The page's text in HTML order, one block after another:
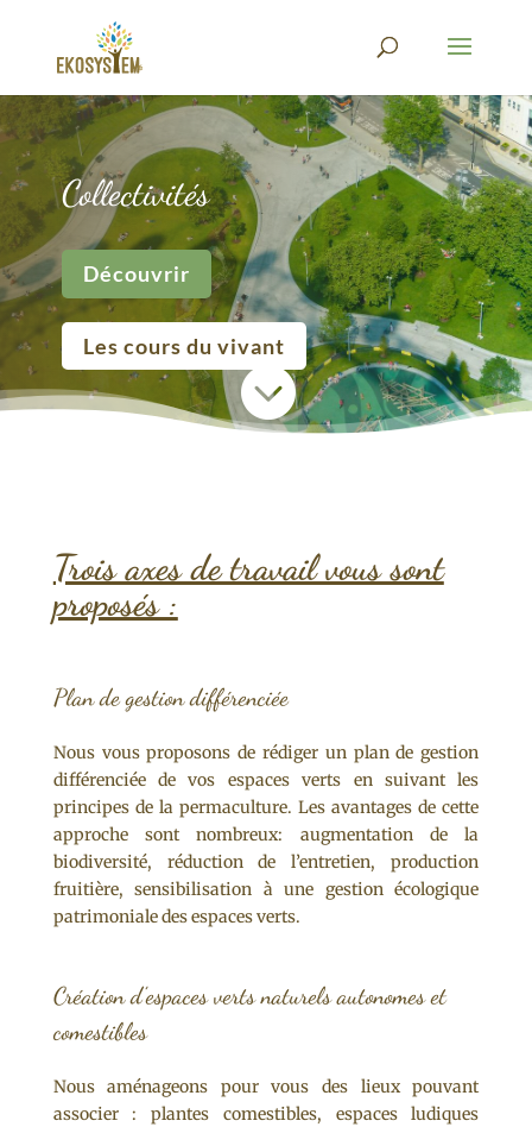
Collectivités
Découvrir
Les cours du vivant

Trois axes de travail vous sont
proposés :
Plan de gestion différenciée
Nous vous proposons de rédiger un plan de gestion
différenciée de vos espaces verts en suivant les
principes de la permaculture. Les avantages de cette
approche sont nombreux: augmentation de la
biodiversité, réduction de l’entretien, production
fruitière, sensibilisation à une gestion écologique
patrimoniale des espaces verts.
Création d’espaces verts naturels autonomes et
comestibles
Nous aménageons pour vous des lieux pouvant
associer : plantes comestibles, espaces ludiques